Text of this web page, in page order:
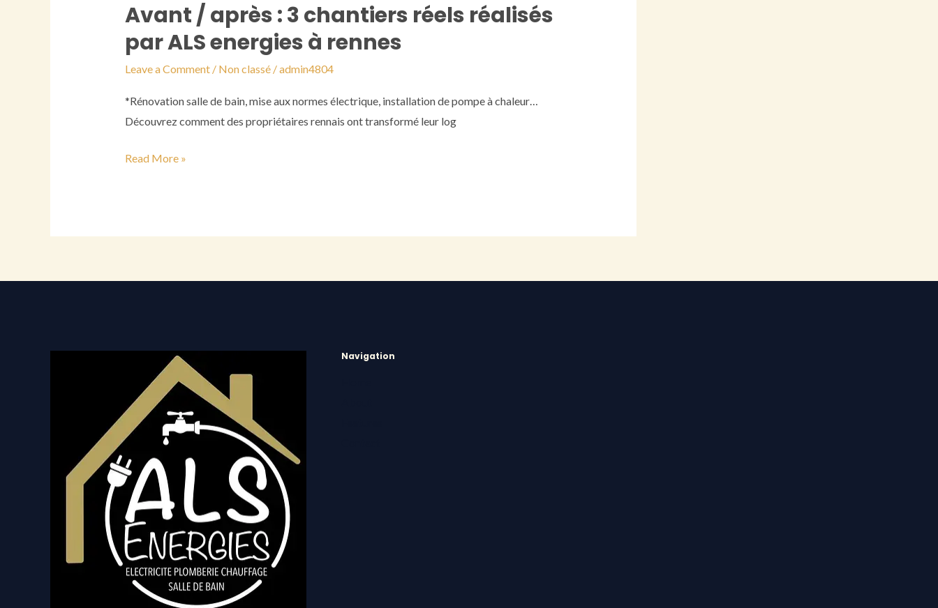
projet
Avant / après : 3 chantiers réels réalisés
par ALS energies à rennes
Leave a Comment / Non classé/admin4804
*Rénovation salle de bain, mise aux normes électrique, installation de pompe à chaleur…
Découvrez comment des propriétaires rennais ont transformé leur log
Avant
après
:
réalisés
à
Read More »
Navigation